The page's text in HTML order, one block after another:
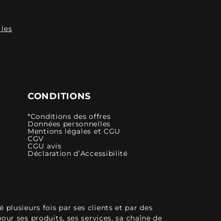
CONDITIONS
*Conditions des offres
Données personnelles
Mentions légales et CGU
CGV
CGU avis
Déclaration d’Accessibilité
plusieurs fois par ses clients et par des
ses produits, ses services, sa chaîne de